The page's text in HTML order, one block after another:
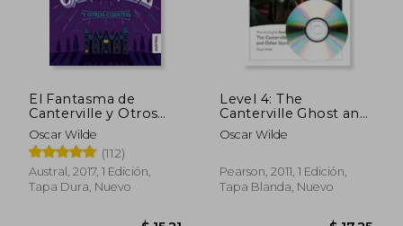
45%
dcto.
El Fantasma de
Canterville y Otros
Cuentos
Oscar Wilde
(112)
Austral, 2017, 1 Edición,
Tapa Dura, Nuevo
Level 4: The
Canterville Ghost and
Other Stories Book
and MP3 Pack:
[With MP3] (en
Inglés)
Oscar Wilde
Pearson, 2011, 1 Edición,
Tapa Blanda, Nuevo